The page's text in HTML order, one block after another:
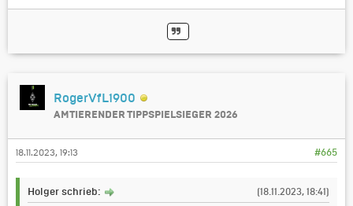
RogerVfL1900
AMTIERENDER TIPPSPIELSIEGER 2026
#665
18.11.2023, 19:13
(18.11.2023, 18:41)
Holger schrieb: